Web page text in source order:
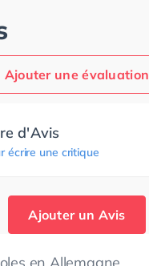
Ajouter une évaluation
d'Avis
écrire une critique
Ajouter un Avis
en Allemagne